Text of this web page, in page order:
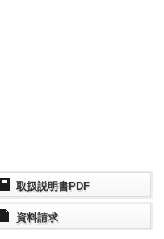
取扱説明書PDF
資料請求